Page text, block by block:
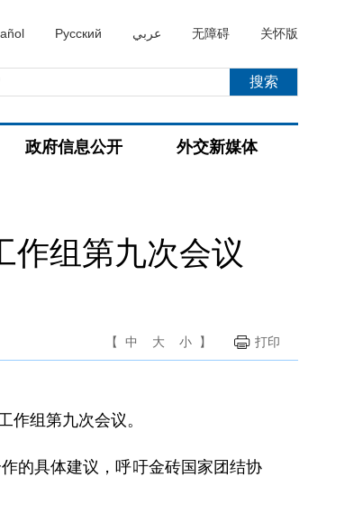
Русский عربي 无障碍 关怀版
政府信息公开 外交新媒体
作组第九次会议
【 中 大 小 】 打印
组第九次会议。
的具体建议，呼吁金砖国家团结协